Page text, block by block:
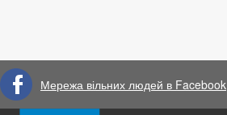
Мережа вільних людей в Facebook